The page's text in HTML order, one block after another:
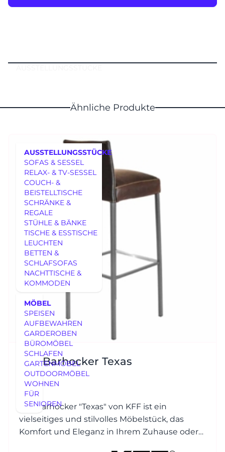
AUSSTELLUNGSSTÜCKE
SOFAS & SESSEL
RELAX- & TV-SESSEL
COUCH- &
BEISTELLTISCHE
SCHRÄNKE &
REGALE
STÜHLE & BÄNKE
TISCHE & ESSTISCHE
LEUCHTEN
BETTEN &
SCHLAFSOFAS
NACHTTISCHE &
KOMMODEN
MÖBEL
MÖBEL
SPEISEN
AUFBEWAHREN
GARDEROBEN
BÜROMÖBEL
SCHLAFEN
GARTENMÖBEL
OUTDOORMÖBEL
WOHNEN
FÜR
SENIOREN
Ähnliche Produkte
KFF Barhocker Texas
Der Barhocker "Texas" von KFF ist ein
vielseitiges und stilvolles Möbelstück, das
Komfort und Eleganz in Ihrem Zuhause oder